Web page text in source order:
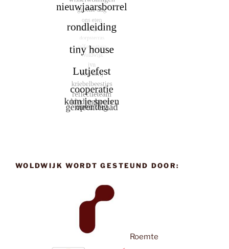
WOLDWIJK WORDT GESTEUND DOOR:
Roemte